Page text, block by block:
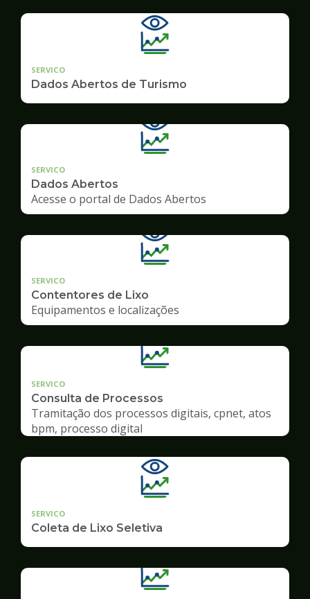
SERVICO
Dados Abertos de Turismo
SERVICO
Dados Abertos
Acesse o portal de Dados Abertos
SERVICO
Contentores de Lixo
Equipamentos e localizações
SERVICO
Consulta de Processos
Tramitação dos processos digitais, cpnet, atos
bpm, processo digital
SERVICO
Coleta de Lixo Seletiva